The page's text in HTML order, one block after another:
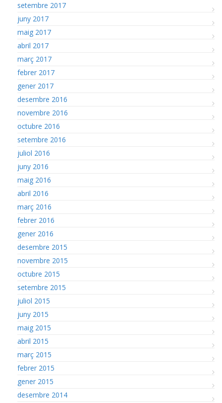
setembre 2017
juny 2017
maig 2017
abril 2017
març 2017
febrer 2017
gener 2017
desembre 2016
novembre 2016
octubre 2016
setembre 2016
juliol 2016
juny 2016
maig 2016
abril 2016
març 2016
febrer 2016
gener 2016
desembre 2015
novembre 2015
octubre 2015
setembre 2015
juliol 2015
juny 2015
maig 2015
abril 2015
març 2015
febrer 2015
gener 2015
desembre 2014